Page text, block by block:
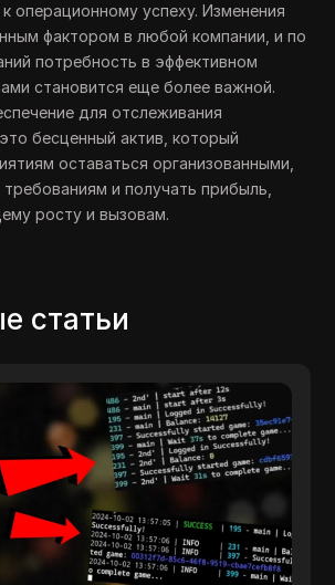
операционному успеху. Изменения
фактором в любой компании, и по
потребность в эффективном
становится еще более важной.
для отслеживания
бесценный актив, который
оставаться организованными,
и получать прибыль,
росту и вызовам.
статьи